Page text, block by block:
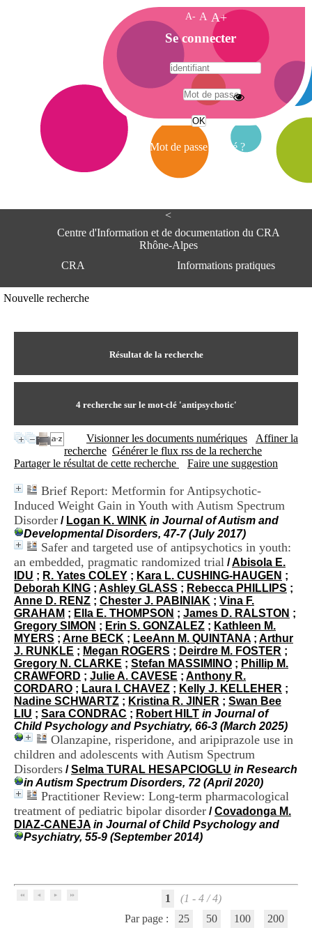
<
Centre d'Information et de documentation du CRA
Rhône-Alpes
CRA
Informations pratiques
Centre Hospitalier le Vinatier
Horaires
9h00-12h00 13h30-16h00
+33(0)4 37 91 54 65
Fax:+33(0)4 37 91 54 37
Mail
Nouvelle recherche
Résultat de la recherche
4recherche sur le mot-clé 'antipsychotic'
Visionner les documents numériques
Affiner la
recherche Générer le flux rss de la recherche
Partager le résultat de cette recherche
Faire une suggestion
Brief Report: Metformin for Antipsychotic-
Induced Weight Gain in Youth with Autism Spectrum
Disorder / Logan K. WINK in Journal of Autism and
Developmental Disorders, 47-7 (July 2017)
Safer and targeted use of antipsychotics in youth:
an embedded, pragmatic randomized trial /Abisola E.
IDU ; R. Yates COLEY ; Kara L. CUSHING-HAUGEN ;
Deborah KING ; Ashley GLASS ; Rebecca PHILLIPS ;
Anne D. RENZ ; Chester J. PABINIAK ; Vina F.
GRAHAM ; Ella E. THOMPSON ; James D. RALSTON ;
Gregory SIMON ; Erin S. GONZALEZ ; Kathleen M.
MYERS ; Arne BECK ; LeeAnn M. QUINTANA ; Arthur
J. RUNKLE ; Megan ROGERS ; Deirdre M. FOSTER ;
Gregory N. CLARKE ; Stefan MASSIMINO ; Phillip M.
CRAWFORD ; Julie A. CAVESE ; Anthony R.
CORDARO ; Laura I. CHAVEZ ; Kelly J. KELLEHER ;
Nadine SCHWARTZ ; Kristina R. JINER ; Swan Bee
LIU ; Sara CONDRAC ; Robert HILT in Journal of
Child Psychology and Psychiatry, 66-3 (March 2025)
Olanzapine, risperidone, and aripiprazole use in
children and adolescents with Autism Spectrum
Disorders /Selma TURAL HESAPCIOGLU in Research
in Autism Spectrum Disorders, 72 (April 2020)
Practitioner Review: Long-term pharmacological
treatment of pediatric bipolar disorder /Covadonga M.
DIAZ-CANEJA in Journal of Child Psychology and
Psychiatry, 55-9 (September 2014)
1
(1 - 4 / 4)
Par page :
25 50 100 200
A- A A+
A
c
c
e
i
Se connecter
Mot de passe oublié ?
A
e
e
n
o
m
t
n
t
e
D
o
c
u
m
e
n
t
a
t
i
o
n
d
u
C
R
A
R
h
ô
n
e
-
A
l
p
e
e